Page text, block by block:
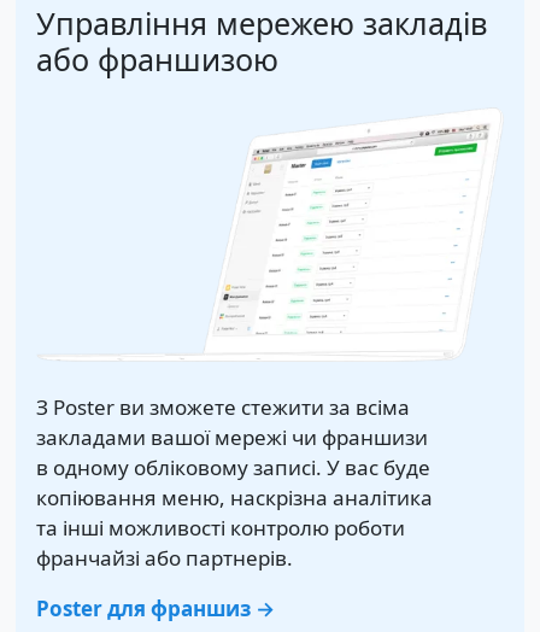
Управління мережею закладів
або франшизою
З Poster ви зможете стежити за всіма
закладами вашої мережі чи франшизи
в одному обліковому записі. У вас буде
копіювання меню, наскрізна аналітика
та інші можливості контролю роботи
франчайзі або партнерів.
Poster для франшиз →